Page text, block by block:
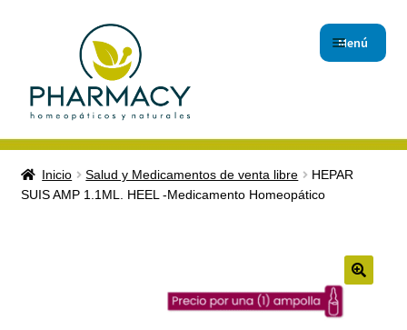
Menú
Inicio
Carrito de compras
Inicio Salud y Medicamentos de venta libre
HEPAR
SUIS AMP 1.1ML. HEEL -Medicamento Homeopático